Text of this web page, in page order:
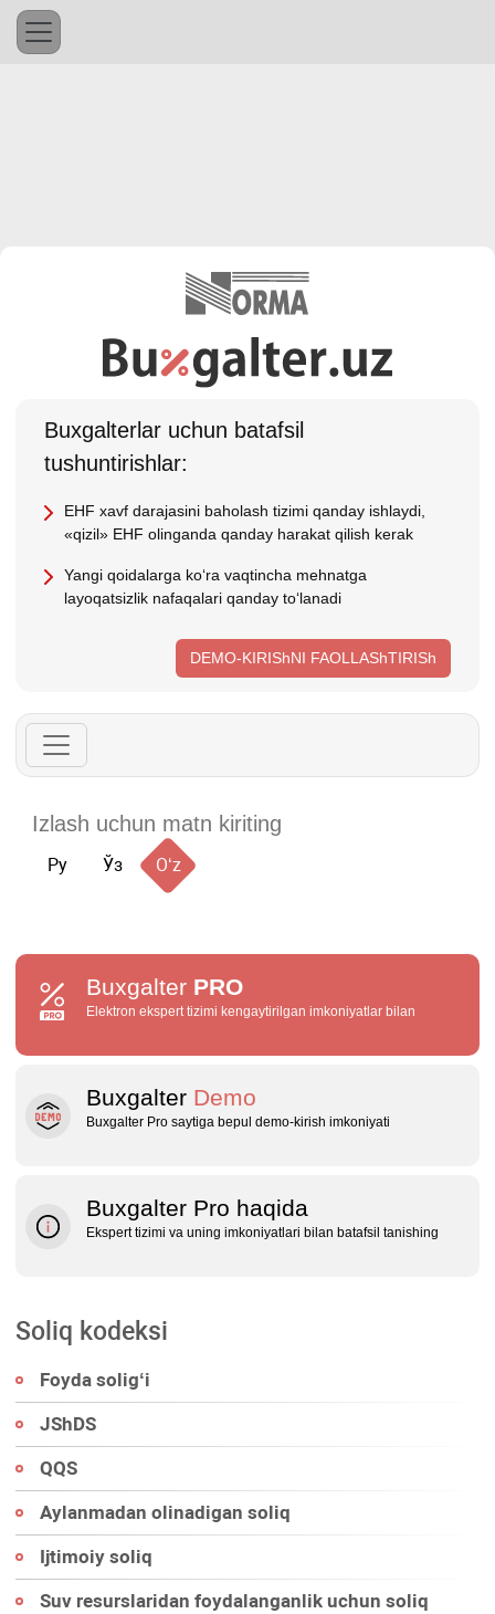
Buхgalterlar uchun batafsil
tushuntirishlar:
EHF хavf darajasini baholash tizimi qanday ishlaydi,
«qizil» EHF olinganda qanday harakat qilish kerak
Yangi qoidalarga koʻra vaqtincha mehnatga
layoqatsizlik nafaqalari qanday toʻlanadi
DEMO-KIRIShNI FAOLLAShTIRISh
Ру Ўз Oʻz
Buxgalter PRO
Elektron ekspert tizimi kengaytirilgan imkoniyatlar bilan
Buxgalter Demo
Buxgalter Pro saytiga bepul demo‑kirish imkoniyati
Buxgalter Pro haqida
Ekspert tizimi va uning imkoniyatlari bilan batafsil tanishing
Soliq kodeksi
Foyda soligʻi
JShDS
QQS
Aylanmadan olinadigan soliq
Ijtimoiy soliq
Suv resurslaridan foydalanganlik uchun soliq